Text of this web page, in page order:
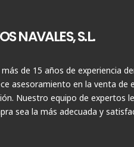
NAVALES, S.L.
de 15 años de experiencia
asesoramiento en la venta de
Nuestro equipo de expertos
sea la más adecuada y